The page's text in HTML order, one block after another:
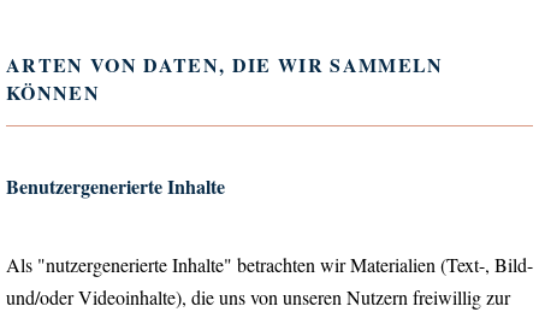
ARTEN VON DATEN, DIE WIR SAMMELN
KÖNNEN
Benutzergenerierte Inhalte
Als "nutzergenerierte Inhalte" betrachten wir Materialien (Text-, Bild-
und/oder Videoinhalte), die uns von unseren Nutzern freiwillig zur